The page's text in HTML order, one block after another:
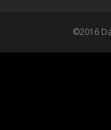
©2016